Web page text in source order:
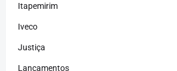
Itapemirim
Iveco
Justiça
Lançamentos